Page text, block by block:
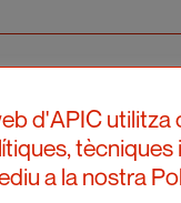
d'APIC
tècniques
a la nostra